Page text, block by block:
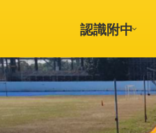
認識附中